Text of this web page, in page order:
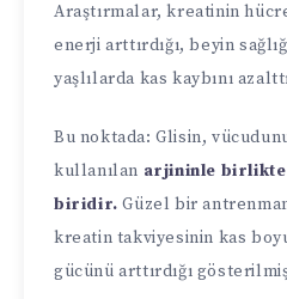
Araştırmalar, kreatinin
enerji arttırdığı, beyin
yaşlılarda kas kaybını
Bu noktada: Glisin,
kullanılan arjininle birlikte
biridir. Güzel bir
kreatin takviyesinin kas
gücünü arttırdığı